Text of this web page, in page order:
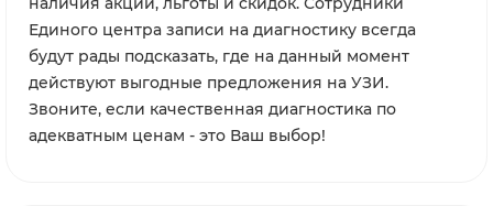
Единого центра записи на диагностику всегда
будут рады подсказать, где на данный момент
действуют выгодные предложения на УЗИ.
Звоните, если качественная диагностика по
адекватным ценам - это Ваш выбор!